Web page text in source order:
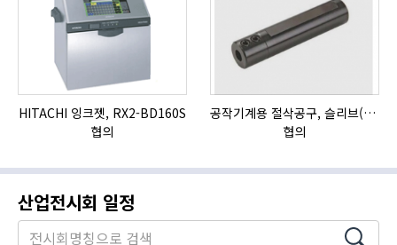
HITACHI 잉크젯, RX2-BD160S
협의
공작기계용 절삭공구, 슬리브(SLEEVE)
협의
산업전시회 일정